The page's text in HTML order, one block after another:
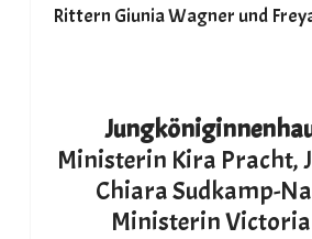
Rittern Giunia Wagner und
Ministerin Kira Pracht,
Chiara Sudkamp-
Ministerin